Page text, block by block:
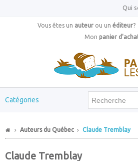
Qui
Vous êtes un auteur ou un éditeur?
Mon panier
Catégories
Auteurs du Québec Claude Tremblay
Claude Tremblay